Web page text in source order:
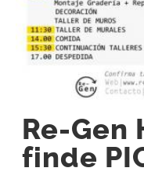
Re-Gen
finde